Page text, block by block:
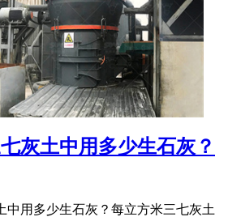
灰土中用多少生石灰？
中用多少生石灰？每立方米三七灰土